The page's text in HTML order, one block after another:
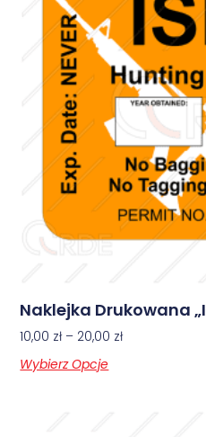
Naklejka Drukowana
10,00 zł – 20,00 zł
Wybierz Opcje